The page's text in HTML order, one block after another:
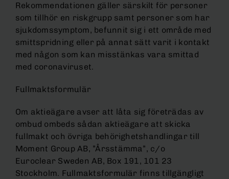
Rekommendationen gäller särskilt för personer
som tillhör en riskgrupp samt personer som har
sjukdomssymptom, befunnit sig i ett område med
smittspridning eller på annat sätt varit i kontakt
med någon som kan misstänkas vara smittad
med coronaviruset.
Fullmaktsformulär
Om aktieägare avser att låta sig företrädas av
ombud ombeds sådan aktieägare att skicka
fullmakt och övriga behörighetshandlingar till
Moment Group AB, ”Årsstämma”, c/o
Euroclear Sweden AB, Box 191, 101 23
Stockholm. Fullmaktsformulär finns tillgängligt